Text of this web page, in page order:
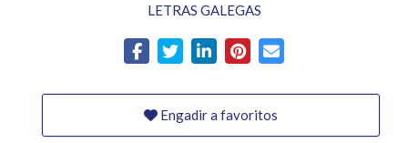
LETRAS GALEGAS
Engadir a favoritos